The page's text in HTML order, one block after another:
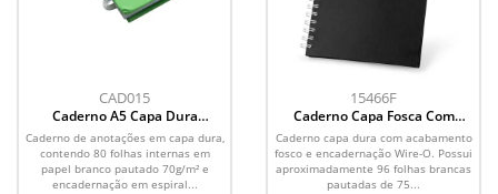
CAD015
Caderno A5 Capa Dura
(21x14,5)
Caderno de anotações em capa dura,
contendo 80 folhas internas em
papel branco pautado 70g/m² e
encadernação em espiral...
15466F
Caderno Capa Fosca Com
Pauta
Caderno capa dura com acabamento
fosco e encadernação Wire-O. Possui
aproximadamente 96 folhas brancas
pautadas de 75...